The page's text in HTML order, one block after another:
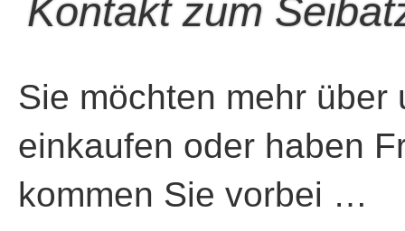
Kontakt zum
Sie möchten mehr über
einkaufen oder haben
kommen Sie vorbei …